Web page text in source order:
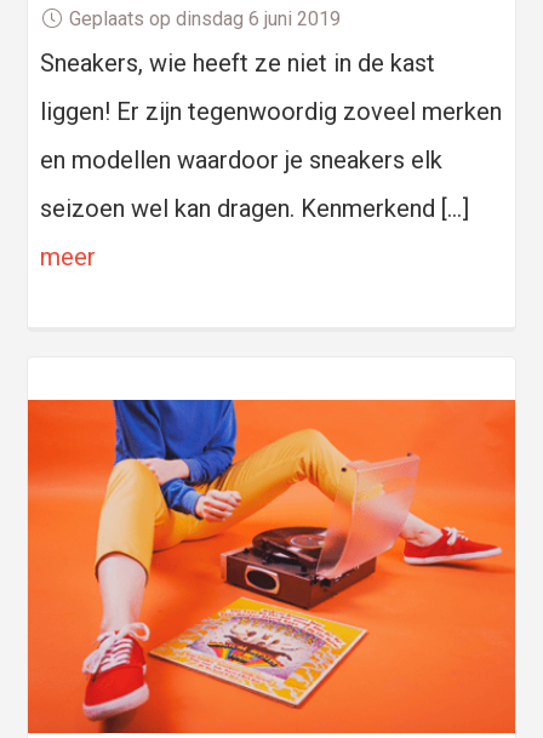
Geplaats op dinsdag 6 juni 2019
Sneakers, wie heeft ze niet in de kast
liggen! Er zijn tegenwoordig zoveel merken
en modellen waardoor je sneakers elk
seizoen wel kan dragen. Kenmerkend […]
meer